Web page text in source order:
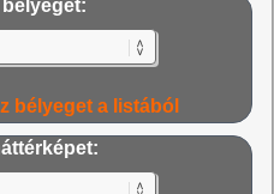
bélyeget a listából